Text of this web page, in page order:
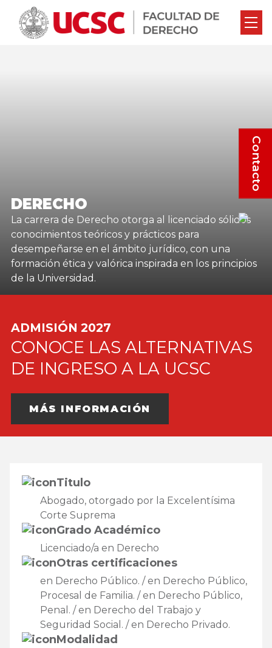
DERECHO
La carrera de Derecho otorga al licenciado sólidos
conocimientos teóricos y prácticos para
desempeñarse en el ámbito jurídico, con una
formación ética y valórica inspirada en los principios
de la Universidad.
ADMISIÓN 2027
CONOCE LAS ALTERNATIVAS
DE INGRESO A LA UCSC
MÁS INFORMACIÓN
Titulo
Abogado, otorgado por la Excelentísima
Corte Suprema
Grado Académico
Licenciado/a en Derecho
Otras certificaciones
en Derecho Público. / en Derecho Público,
Procesal de Familia. / en Derecho Público,
Penal. / en Derecho del Trabajo y
Seguridad Social. / en Derecho Privado.
Modalidad
Contacto